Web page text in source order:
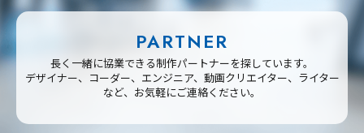
PARTNER
長く一緒に協業できる制作パートナーを探しています。
デザイナー、コーダー、エンジニア、動画クリエイター、ライター
など、お気軽にご連絡ください。